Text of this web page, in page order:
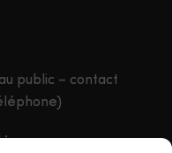
public – contact
: